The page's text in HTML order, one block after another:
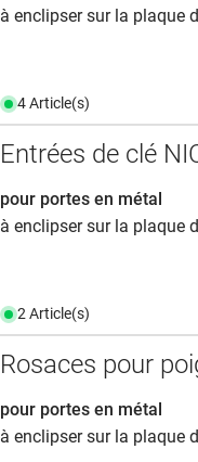
à enclipser sur la plaque
4 Article(s)
Entrées de clé
pour portes en métal
à enclipser sur la plaque
2 Article(s)
Rosaces pour
pour portes en métal
à enclipser sur la plaque